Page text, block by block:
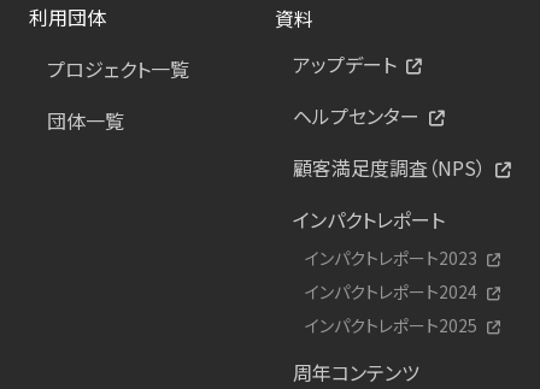
利用団体
プロジェクト一覧
団体一覧
資料
アップデート
ヘルプセンター
顧客満足度調査（NPS）
インパクトレポート
インパクトレポート2023
インパクトレポート2024
インパクトレポート2025
周年コンテンツ